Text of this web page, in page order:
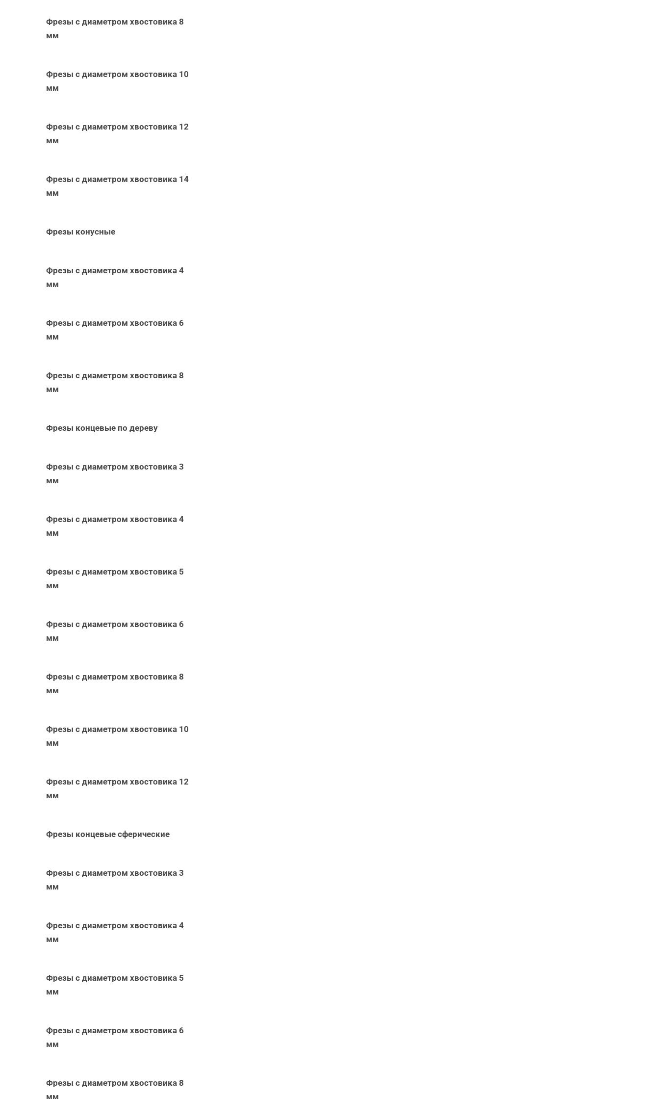
Фрезы с диаметром хвостовика 8
мм
Фрезы с диаметром хвостовика 10
мм
Фрезы с диаметром хвостовика 12
мм
Фрезы с диаметром хвостовика 14
мм
Фрезы конусные
Фрезы с диаметром хвостовика 4
мм
Фрезы с диаметром хвостовика 6
мм
Фрезы с диаметром хвостовика 8
мм
Фрезы концевые по дереву
Фрезы с диаметром хвостовика 3
мм
Фрезы с диаметром хвостовика 4
мм
Фрезы с диаметром хвостовика 5
мм
Фрезы с диаметром хвостовика 6
мм
Фрезы с диаметром хвостовика 8
мм
Фрезы с диаметром хвостовика 10
мм
Фрезы с диаметром хвостовика 12
мм
Фрезы концевые сферические
Фрезы с диаметром хвостовика 3
мм
Фрезы с диаметром хвостовика 4
мм
Фрезы с диаметром хвостовика 5
мм
Фрезы с диаметром хвостовика 6
мм
Фрезы с диаметром хвостовика 8
мм